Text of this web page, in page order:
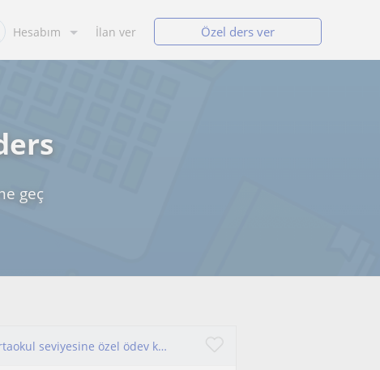
Hesabım İlan ver Özel ders ver
geç
Kimya mühendisliği öğrencisinden lise ve ortaokul seviyesine özel ödev koçluğu ve kimya dersi